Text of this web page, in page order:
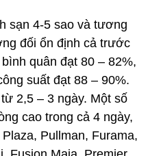
sạn 4-5 sao và tương
đối ổn định cả trước
quân đạt 80 – 82%,
suất đạt 88 – 90%.
2,5 – 3 ngày. Một số
cao trong cả 4 ngày,
Pullman, Furama,